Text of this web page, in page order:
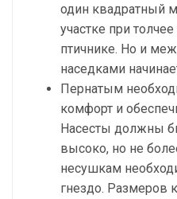
один квадратный
участке при
птичнике. Но и
наседками
Пернатым
комфорт и
Насесты должны
высоко, но не
несушкам
гнездо. Размеров